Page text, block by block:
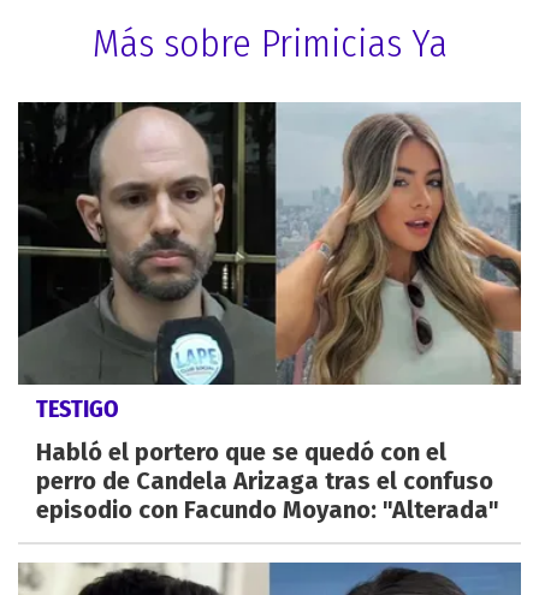
Más sobre Primicias Ya
TESTIGO
Habló el portero que se quedó con el
perro de Candela Arizaga tras el confuso
episodio con Facundo Moyano: "Alterada"